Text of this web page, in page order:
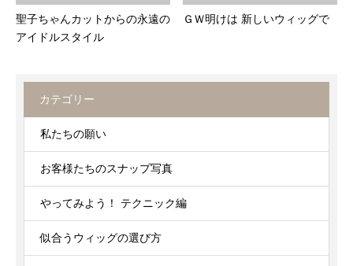
聖子ちゃんカットからの永遠の
アイドルスタイル
ＧＷ明けは 新しいウィッグで
カテゴリー
私たちの願い
お客様たちのスナップ写真
やってみよう！ テクニック編
似合うウィッグの選び方